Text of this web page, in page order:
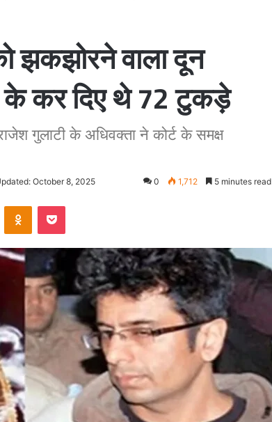
झकझोरने वाला दून
के कर दिए थे 72 टुकड़े
गुलाटी के अधिवक्ता ने कोर्ट के समक्ष
October 8, 2025 0 1,712 5 minutes read
Odnoklassniki
Pocket